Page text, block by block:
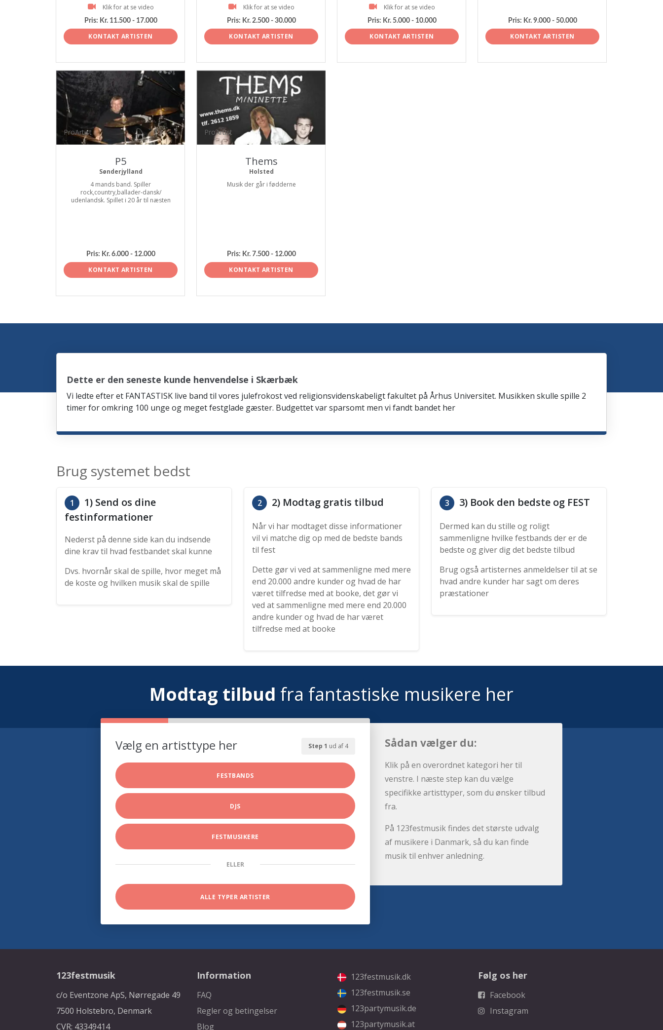
Klik for at se video
Pris: Kr. 11.500 - 17.000
KONTAKT ARTISTEN
Klik for at se video
Pris: Kr. 2.500 - 30.000
KONTAKT ARTISTEN
Klik for at se video
Pris: Kr. 5.000 - 10.000
KONTAKT ARTISTEN
Pris: Kr. 9.000 - 50.000
KONTAKT ARTISTEN
ProArtist
P5
Sønderjylland
4 mands band. Spiller
rock,country,ballader-dansk/
udenlandsk. Spillet i 20 år til næsten
Pris: Kr. 6.000 - 12.000
KONTAKT ARTISTEN
ProArtist
Thems
Holsted
Musik der går i fødderne
Pris: Kr. 7.500 - 12.000
KONTAKT ARTISTEN
Dette er den seneste kunde henvendelse i Skærbæk
Vi ledte efter et FANTASTISK live band til vores julefrokost ved religionsvidenskabeligt fakultet på Århus Universitet. Musikken skulle spille 2
timer for omkring 100 unge og meget festglade gæster. Budgettet var sparsomt men vi fandt bandet her
Brug systemet bedst
1
1) Send os dine
festinformationer
Nederst på denne side kan du indsende
dine krav til hvad festbandet skal kunne
Dvs. hvornår skal de spille, hvor meget må
de koste og hvilken musik skal de spille
2 2) Modtag gratis tilbud
Når vi har modtaget disse informationer
vil vi matche dig op med de bedste bands
til fest
Dette gør vi ved at sammenligne med mere
end 20.000 andre kunder og hvad de har
været tilfredse med at booke, det gør vi
ved at sammenligne med mere end 20.000
andre kunder og hvad de har været
tilfredse med at booke
3 3) Book den bedste og FEST
Dermed kan du stille og roligt
sammenligne hvilke festbands der er de
bedste og giver dig det bedste tilbud
Brug også artisternes anmeldelser til at se
hvad andre kunder har sagt om deres
præstationer
Modtag tilbud fra fantastiske musikere her
Step 1 ud af 4
Vælg en artisttype her
FESTBANDS
DJS
FESTMUSIKERE
ELLER
ALLE TYPER ARTISTER
Sådan vælger du:
Klik på en overordnet kategori her til
venstre. I næste step kan du vælge
specifikke artisttyper, som du ønsker tilbud
fra.
På 123festmusik findes det største udvalg
af musikere i Danmark, så du kan finde
musik til enhver anledning.
123festmusik
c/o Eventzone ApS, Nørregade 49
7500 Holstebro, Denmark
CVR: 43349414
Information
FAQ
Regler og betingelser
Blog
123festmusik.dk
123festmusik.se
123partymusik.de
123partymusik.at
Følg os her
Facebook
Instagram